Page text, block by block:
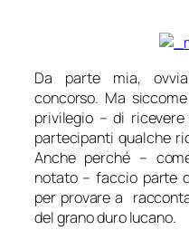
Da parte mia,
concorso. Ma
privilegio – di
partecipanti qualche
Anche perché –
notato – faccio parte
per provare a
del grano duro lucano.